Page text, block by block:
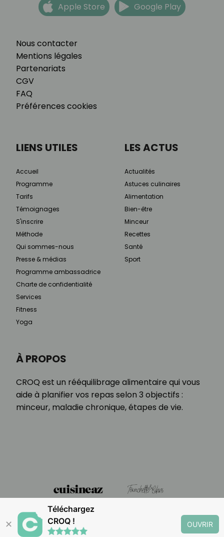
Nous contacter
Mentions légales
Partenariats
CGV
FAQ
Préférences cookies
Apple Store Google Play
À PROPOS
CROQ est un rééquilibrage alimentaire qui vous
aide à planifier vos repas selon 3 objectifs :
minceur, maladie chronique, étapes de vie.
LIENS UTILES
Accueil
Programme
Tarifs
Témoignages
S'inscrire
Méthode
Qui sommes-nous
Presse & médias
Programme ambassadrice
Charte de confidentialité
Services
Fitness
Yoga
LES ACTUS
Actualités
Astuces culinaires
Alimentation
Bien-être
Minceur
Recettes
Santé
Sport
✕
Téléchargez
CROQ !
OUVRIR